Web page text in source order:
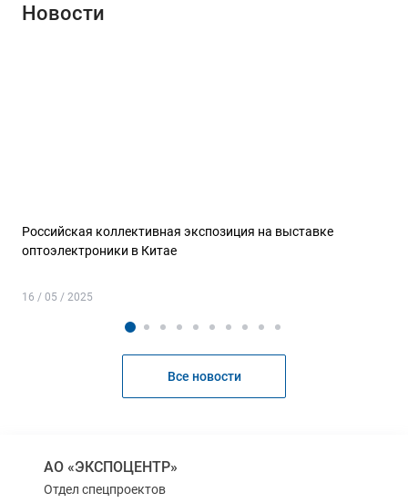
Новости
Российская коллективная экспозиция на выставке
оптоэлектроники в Китае
16 / 05 / 2025
Все новости
АО «ЭКСПОЦЕНТР»
Отдел спецпроектов